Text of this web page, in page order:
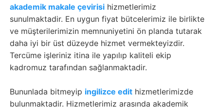
akademik makale çevirisi hizmetlerimiz
sunulmaktadir. En uygun fiyat bütcelerimiz ile birlikte
ve müşterilerimizin memnuniyetini ön planda tutarak
daha iyi bir üst düzeyde hizmet vermekteyizdir.
Tercüme işleriniz itina ile yapılıp kaliteli ekip
kadromuz tarafından sağlanmaktadir.
Bununlada bitmeyip ingilizce edit hizmetlerimizde
bulunmaktadir. Hizmetlerimiz arasında akademik